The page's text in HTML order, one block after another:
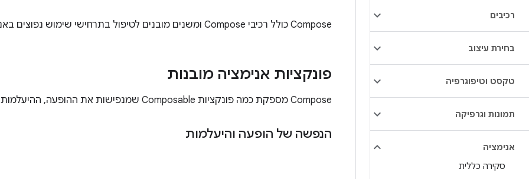
רכיבים
בחירת עיצוב
טקסט וטיפוגרפיה
תמונות וגרפיקה
אנימציה
סקירה כללית
‫Compose כולל רכיבי Compose ומשנים מובנים לטיפול בתרחישי שימוש נפוצים באנימציה.
פונקציות אנימציה מובנות
‫Compose מספקת כמה פונקציות Composable שמנפישות את ההופעה, ההיעלמות והשינויים בפריסה של התוכן.
הנפשה של הופעה והיעלמות